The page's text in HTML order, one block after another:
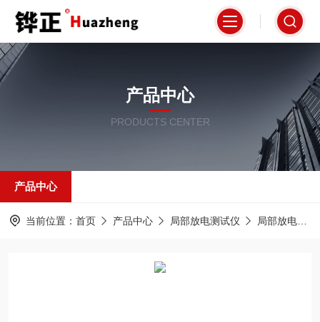
产品中心
PRODUCTS CENTER
产品中心
当前位置： 首页 产品中心 局部放电测试仪 局部放电巡检仪